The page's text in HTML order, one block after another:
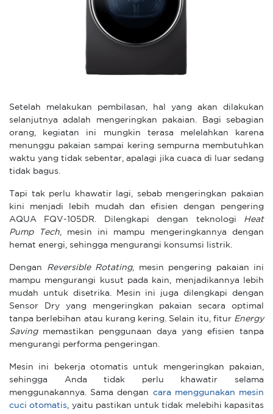
Setelah melakukan pembilasan, hal yang akan dilakukan
selanjutnya adalah mengeringkan pakaian. Bagi sebagian
orang, kegiatan ini mungkin terasa melelahkan karena
menunggu pakaian sampai kering sempurna membutuhkan
waktu yang tidak sebentar, apalagi jika cuaca di luar sedang
tidak bagus.
Tapi tak perlu khawatir lagi, sebab mengeringkan pakaian
kini menjadi lebih mudah dan efisien dengan pengering
AQUA FQV-105DR. Dilengkapi dengan teknologi Heat
Pump Tech , mesin ini mampu mengeringkannya dengan
hemat energi, sehingga mengurangi konsumsi listrik.
Dengan Reversible Rotating, mesin pengering pakaian ini
mampu mengurangi kusut pada kain, menjadikannya lebih
mudah untuk disetrika. Mesin ini juga dilengkapi dengan
Sensor Dry yang mengeringkan pakaian secara optimal
tanpa berlebihan atau kurang kering. Selain itu, fitur Energy
Saving memastikan penggunaan daya yang efisien tanpa
mengurangi performa pengeringan.
Mesin ini bekerja otomatis untuk mengeringkan pakaian,
sehingga Anda tidak perlu khawatir selama
menggunakannya. Sama dengan cara menggunakan mesin
cuci otomatis
, yaitu pastikan untuk tidak melebihi kapasitas